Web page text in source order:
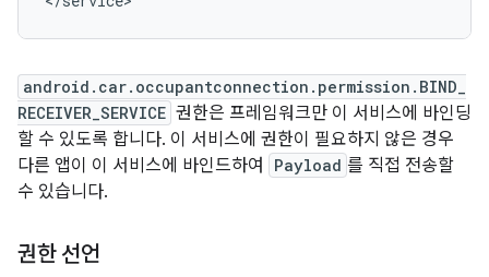
android.car.occupantconnection.permission.BIND_
RECEIVER_SERVICE 권한은 프레임워크만 이 서비스에 바인딩
할 수 있도록 합니다. 이 서비스에 권한이 필요하지 않은 경우
다른 앱이 이 서비스에 바인드하여
Payload 를 직접 전송할
수 있습니다.
권한 선언